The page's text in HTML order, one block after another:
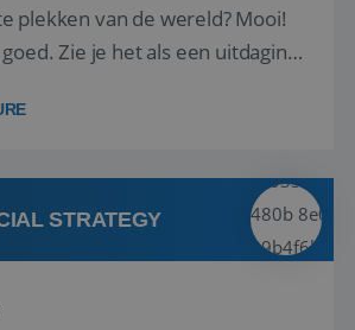
plekken van de wereld? Mooi!
Zie je het als een uitdaging
en boeken van de perfecte
zijn nu samen gevoegd...
STRATEGY